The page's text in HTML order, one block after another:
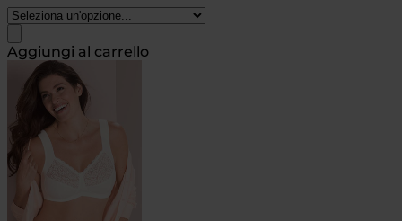
Aggiungi al carrello